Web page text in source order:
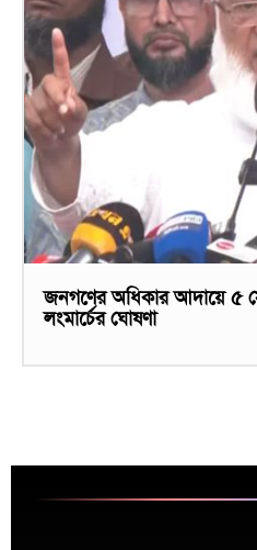
জনগণের অধিকার আদায়ে ৫
লংমার্চের ঘোষণা